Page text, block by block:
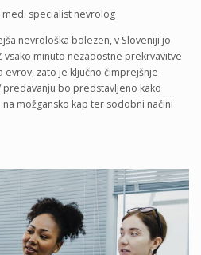
specialist nevrolog
nevrološka bolezen, v Sloveniji jo
vsako minuto nezadostne prekrvavitve
evrov, zato je ključno čimprejšnje
bo predstavljeno kako
možgansko kap ter sodobni načini